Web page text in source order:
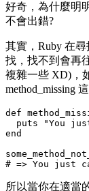
好奇，為什麼明
不會出錯?
其實，Ruby 在
找，找不到會再
複雜一些 XD)，
method_missing
def
puts "You
end
所以當你在適當